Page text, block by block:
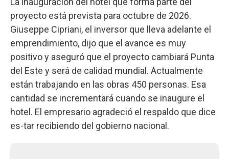
proyecto está prevista para octubre de 2026.
Giuseppe Cipriani, el inversor que lleva adelante el
emprendimiento, dijo que el avance es muy
positivo y aseguró que el proyecto cambiará Punta
del Este y será de calidad mundial. Actualmente
están trabajando en las obras 450 personas. Esa
cantidad se incrementará cuando se inaugure el
hotel. El empresario agradeció el respaldo que dice
es-tar recibiendo del gobierno nacional.